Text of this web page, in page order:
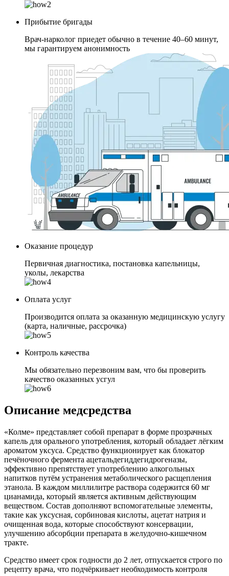
Прибытие бригады
Врач-нарколог приедет обычно в течение 40–60 минут,
мы гарантируем анонимность
Оказание процедур
Первичная диагностика, постановка капельницы,
уколы, лекарства
Оплата услуг
Производится оплата за оказанную медицинскую услугу
(карта, наличные, рассрочка)
Контроль качества
Мы обязательно перезвоним вам, что бы проверить
качество оказанных усгул
Описание медсредства
«Колме» представляет собой препарат в форме прозрачных
капель для орального употребления, который обладает лёгким
ароматом уксуса. Средство функционирует как блокатор
печёночного фермента ацетальдегиддегидрогеназы,
эффективно препятствует употреблению алкогольных
напитков путём устранения метаболического расщепления
этанола. В каждом миллилитре раствора содержится 60 мг
цианамида, который является активным действующим
веществом. Состав дополняют вспомогательные элементы,
такие как уксусная, сорбиновая кислоты, ацетат натрия и
очищенная вода, которые способствуют консервации,
улучшению абсорбции препарата в желудочно-кишечном
тракте.
Средство имеет срок годности до 2 лет, отпускается строго по
рецепту врача, что подчёркивает необходимость контроля